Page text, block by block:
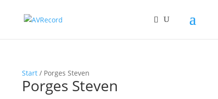
Start/ Porges Steven
Porges Steven